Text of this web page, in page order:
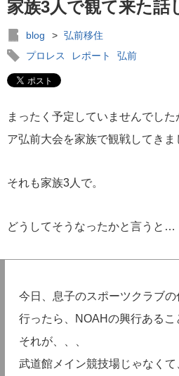
家族3人で観て来た話
blog > 弘前移住
プロレス
レポート 弘前
まったく予定していませんでし
ア弘前大会を家族で観戦してきま
それも家族3人で。
どうしてそうなったかと言うと…
今日、息子のスポーツクラブ
行ったら、NOAHの興行あるこ
それが、、、
武道館メイン競技場じゃなく